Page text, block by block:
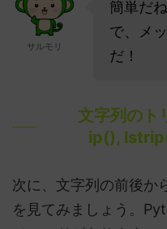
サルモリ
簡単だ
で、メ
だ！
文字列の
ip(),
次に、文字列の前後か
を見てみましょう。